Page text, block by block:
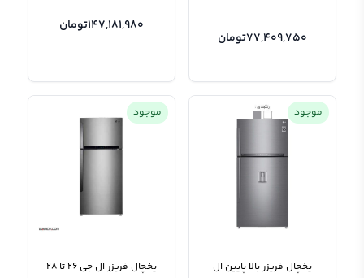
77,409,750تومان
147,181,980تومان
موجود
یخچال فریزر بالا پایین ال
موجود
یخچال فریزر ال جی 26 تا 28